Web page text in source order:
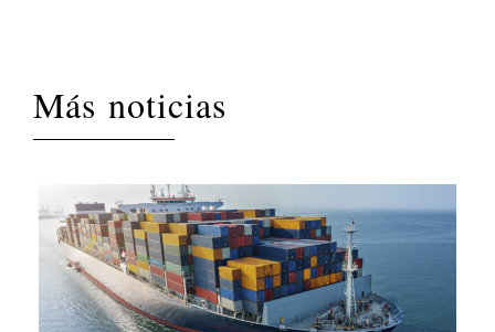
Más noticias